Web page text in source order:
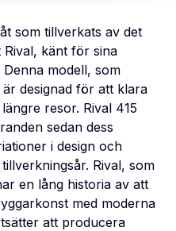
som tillverkats av det
känt för sina
modell, som
designad för att klara
resor. Rival 415
sedan dess
i design och
Rival, som
en lång historia av att
med moderna
att producera